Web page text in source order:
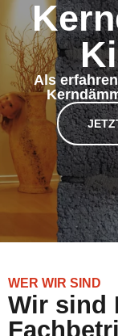
Als
WER WIR SIND
Wir sind